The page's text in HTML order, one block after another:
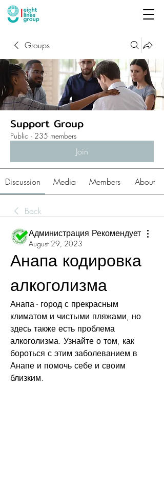
Groups
Support Group
Public · 235 members
Join
Discussion Media Members About
Back
Администрация Рекомендует
August 29, 2023
Анапа кодировка
алкоголизма
Анапа - город с прекрасным
климатом и чистыми пляжами, но
здесь также есть проблема
алкоголизма. Узнайте о том, как
бороться с этим заболеванием в
Анапе и помочь себе и своим
близким.